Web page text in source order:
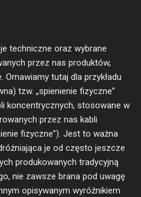
techniczne oraz wybrane
przez nas produktów,
Omawiamy tutaj dla przykładu
tzw. „spienienie fizyczne”
koncentrycznych, stosowane w
przez nas kabli
fizyczne”). Jest to ważna
je od często jeszcze
produkowanych tradycyjną
nie zawsze brana pod uwagę
opisywanym wyróżnikiem